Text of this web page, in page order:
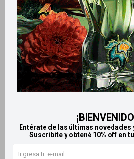
Entérate de las últimas
Suscribite y obtené 10% off en
LlegaHOY
Llega en2 HS
Kiwanis doypack repuesto
talco perfumado 250g
$ 129